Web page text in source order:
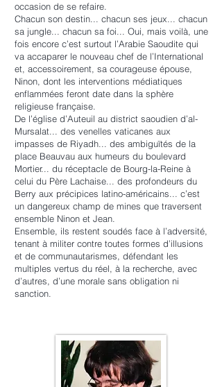
occasion de se refaire.
Chacun son destin... chacun ses jeux... chacun
sa jungle... chacun sa foi... Oui, mais voilà, une
fois encore c’est surtout l’Arabie Saoudite qui
va accaparer le nouveau chef de l’International
et, accessoirement, sa courageuse épouse,
Ninon, dont les interventions médiatiques
enflammées feront date dans la sphère
religieuse française.
De l’église d’Auteuil au district saoudien d’al-
Mursalat... des venelles vaticanes aux
impasses de Riyadh... des ambiguïtés de la
place Beauvau aux humeurs du boulevard
Mortier... du réceptacle de Bourg-la-Reine à
celui du Père Lachaise... des profondeurs du
Berry aux précipices latino-américains... c’est
un dangereux champ de mines que traversent
ensemble Ninon et Jean.
Ensemble, ils restent soudés face à l’adversité,
tenant à militer contre toutes formes d’illusions
et de communautarismes, défendant les
multiples vertus du réel, à la recherche, avec
d’autres, d’une morale sans obligation ni
sanction.